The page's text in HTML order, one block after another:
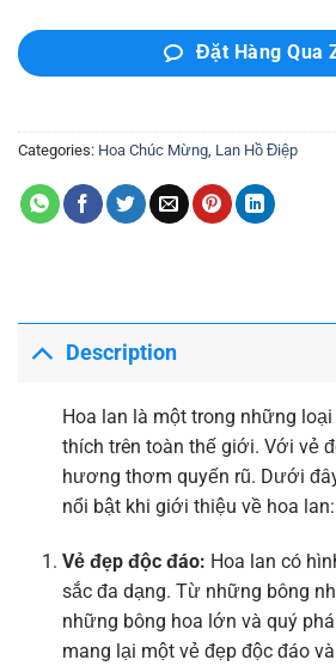
Đặt Hàng Qua
Categories: Hoa Chúc Mừng Lan Hồ Điệp
Description
Hoa lan là một trong những
thích trên toàn thế giới. Với vẻ
hương thơm quyến rũ. Dưới
nổi bật khi giới thiệu về hoa lan:
Vẻ đẹp độc đáo: Hoa lan có
sắc đa dạng. Từ những bông
những bông hoa lớn và quý
mang lại một vẻ đẹp độc đáo